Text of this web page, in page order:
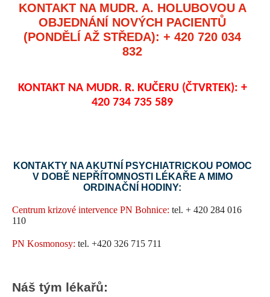
KONTAKT NA MUDR. A. HOLUBOVOU A
OBJEDNÁNÍ NOVÝCH PACIENTŮ
(PONDĚLÍ AŽ STŘEDA): + 420 720 034
832
KONTAKT NA MUDR. R. KUČERU (ČTVRTEK): +
420 734 735 589
KONTAKTY NA AKUTNÍ PSYCHIATRICKOU POMOC
V DOBĚ NEPŘÍTOMNOSTI LÉKAŘE A MIMO
ORDINAČNÍ HODINY:
Centrum krizové intervence PN Bohnice: tel. + 420 284 016
110
PN Kosmonosy: tel. +420 326 715 711
Náš tým lékařů: